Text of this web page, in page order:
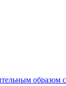
образом